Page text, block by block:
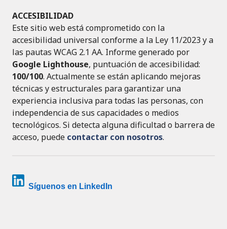
ACCESIBILIDAD
Este sitio web está comprometido con la
accesibilidad universal conforme a la Ley 11/2023 y a
las pautas WCAG 2.1 AA. Informe generado por
Google Lighthouse, puntuación de accesibilidad:
100/100. Actualmente se están aplicando mejoras
técnicas y estructurales para garantizar una
experiencia inclusiva para todas las personas, con
independencia de sus capacidades o medios
tecnológicos. Si detecta alguna dificultad o barrera de
acceso, puede contactar con nosotros.
Síguenos en LinkedIn